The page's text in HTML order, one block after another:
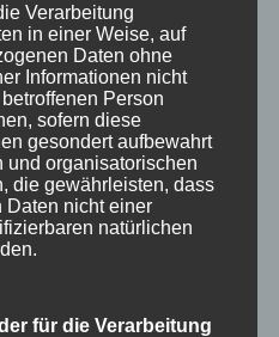
REPLY
um einen Kommentar
Verarbeitung
in einer Weise, auf
Daten ohne
Informationen nicht
Person
sofern diese
gesondert aufbewahrt
und organisatorischen
die gewährleisten, dass
Daten nicht einer
natürlichen
für die Verarbeitung